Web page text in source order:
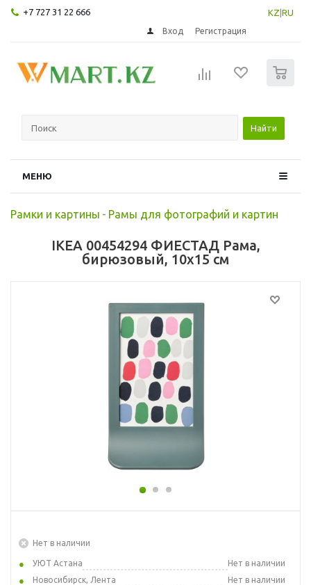
+7 727 31 22 666 KZ RU
Вход Регистрация
Найти
МЕНЮ
Рамки и картины - Рамы для фотографий и картин
IKEA 00454294 ФИЕСТАД Рама,
бирюзовый, 10x15 см
Нет в наличии
УЮТ Астана
Нет в наличии
Новосибирск, Лента
Нет в наличии